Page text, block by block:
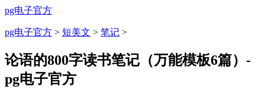
pg电子官方
pg电子官方 > 短美文 > 笔记 >
论语的800字读书笔记（万能模板6篇）-
pg电子官方